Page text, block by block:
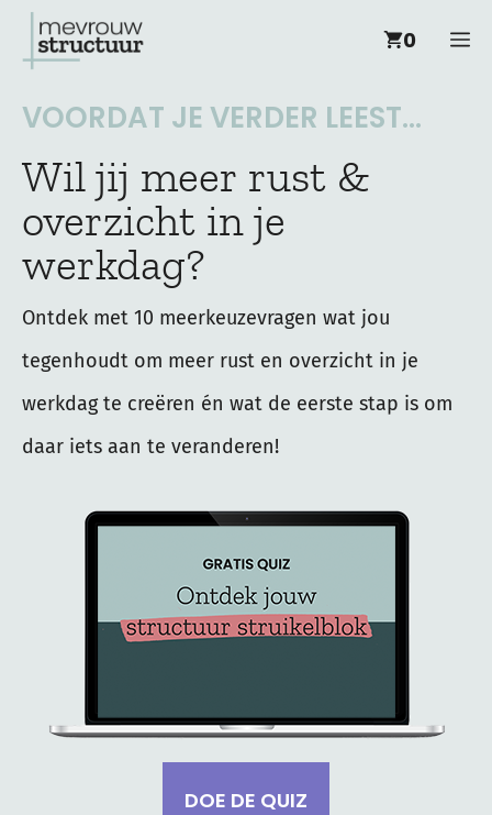
naar
0
VOORDAT JE VERDER LEEST...
Wil jij meer rust &
overzicht in je
werkdag?
Ontdek met 10 meerkeuzevragen wat jou
tegenhoudt om meer rust en overzicht in je
werkdag te creëren én wat de eerste stap is om
daar iets aan te veranderen!
DOE DE QUIZ